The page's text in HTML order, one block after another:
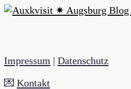
Impressum | Datenschutz
💌 Kontakt